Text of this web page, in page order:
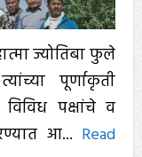
ज्योतिबा फुले
पूर्णाकृती
पक्षांचे व
आ... Read